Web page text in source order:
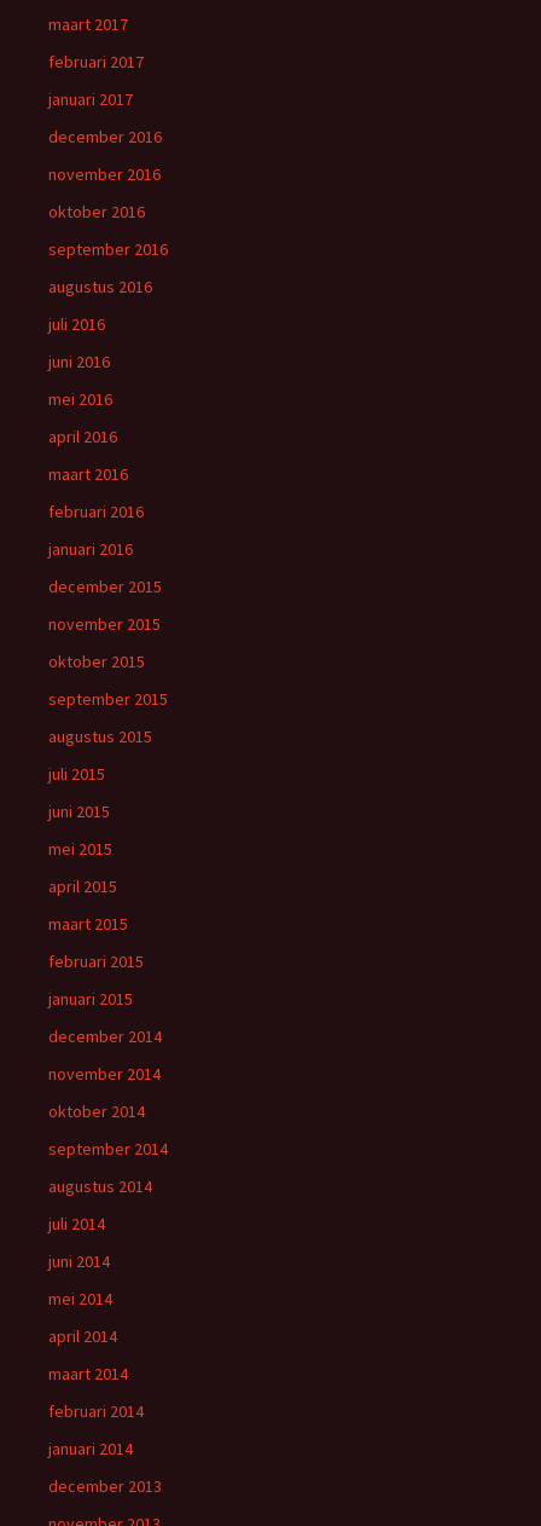
maart 2017
februari 2017
januari 2017
december 2016
november 2016
oktober 2016
september 2016
augustus 2016
juli 2016
juni 2016
mei 2016
april 2016
maart 2016
februari 2016
januari 2016
december 2015
november 2015
oktober 2015
september 2015
augustus 2015
juli 2015
juni 2015
mei 2015
april 2015
maart 2015
februari 2015
januari 2015
december 2014
november 2014
oktober 2014
september 2014
augustus 2014
juli 2014
juni 2014
mei 2014
april 2014
maart 2014
februari 2014
januari 2014
december 2013